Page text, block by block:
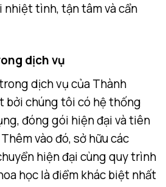
nhiệt tình, tận tâm và cẩn
dịch vụ
dịch vụ của Thành
bởi chúng tôi có hệ thống
đóng gói hiện đại và tiên
vào đó, sở hữu các
hiện đại cùng quy trình
học là điểm khác biệt nhất